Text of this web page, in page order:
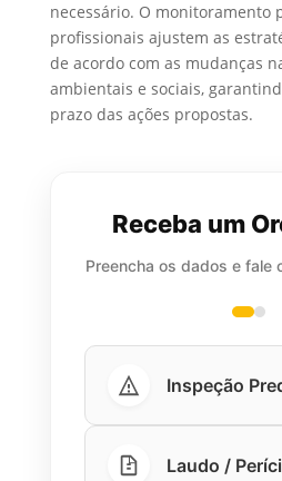
necessário. O monitoramento
profissionais ajustem as
de acordo com as mudanças
ambientais e sociais,
prazo das ações propostas.
Receba um
Preencha os dados e fale
Inspeção
Laudo /